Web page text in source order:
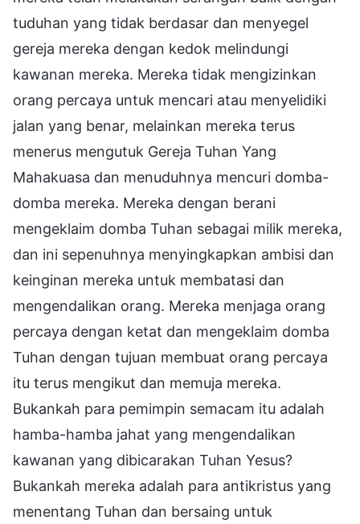
tuduhan yang tidak berdasar dan menyegel
gereja mereka dengan kedok melindungi
kawanan mereka. Mereka tidak mengizinkan
orang percaya untuk mencari atau menyelidiki
jalan yang benar, melainkan mereka terus
menerus mengutuk Gereja Tuhan Yang
Mahakuasa dan menuduhnya mencuri domba-
domba mereka. Mereka dengan berani
mengeklaim domba Tuhan sebagai milik mereka,
dan ini sepenuhnya menyingkapkan ambisi dan
keinginan mereka untuk membatasi dan
mengendalikan orang. Mereka menjaga orang
percaya dengan ketat dan mengeklaim domba
Tuhan dengan tujuan membuat orang percaya
itu terus mengikut dan memuja mereka.
Bukankah para pemimpin semacam itu adalah
hamba-hamba jahat yang mengendalikan
kawanan yang dibicarakan Tuhan Yesus?
Bukankah mereka adalah para antikristus yang
menentang Tuhan dan bersaing untuk